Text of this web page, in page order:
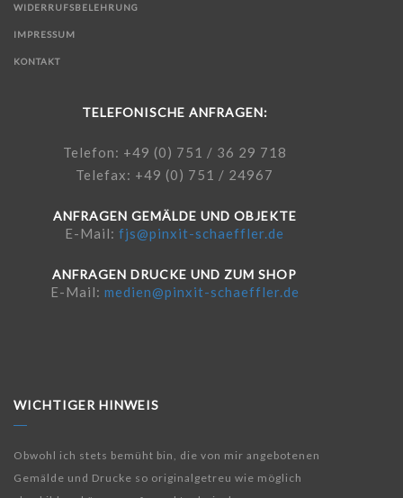
WIDERRUFSBELEHRUNG
IMPRESSUM
KONTAKT
TELEFONISCHE ANFRAGEN:
Telefon: +49 (0) 751 / 36 29 718
Telefax: +49 (0) 751 / 24967
ANFRAGEN GEMÄLDE UND OBJEKTE
E-Mail: fjs@pinxit-schaeffler.de
ANFRAGEN DRUCKE UND ZUM SHOP
E-Mail: medien@pinxit-schaeffler.de
WICHTIGER HINWEIS
Obwohl ich stets bemüht bin, die von mir angebotenen
Gemälde und Drucke so originalgetreu wie möglich